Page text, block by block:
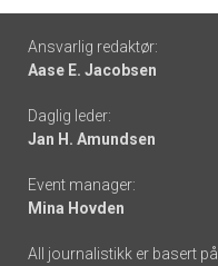
Footer
-
links
Ansvarlig redaktør:
Aase E. Jacobsen
Daglig leder:
Jan H. Amundsen
Event manager:
Mina Hovden
All journalistikk er basert på